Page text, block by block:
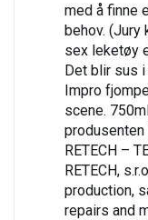
med å finne
behov.
sex leketøy
Det blir sus
Impro
scene.
RETECH –
RETECH,
production,
repairs and